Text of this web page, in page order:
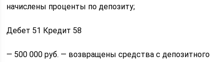
начислены проценты по депозиту;
Дебет 51 Кредит 58
— 500 000 руб. — возвращены средства с депозитного